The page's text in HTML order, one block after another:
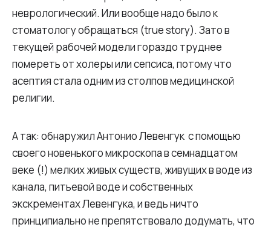
неврологический. Или вообще надо было к
стоматологу обращаться (true story). Зато в
текущей рабочей модели гораздо труднее
помереть от холеры или сепсиса, потому что
асептия стала одним из столпов медицинской
религии.
А так: обнаружил Антонио Левенгук с помощью
своего новенького микроскопа в семнадцатом
веке (!) мелких живых существ, живущих в воде из
канала, питьевой воде и собственных
экскрементах Левенгука, и ведь ничто
принципиально не препятствовало додумать, что